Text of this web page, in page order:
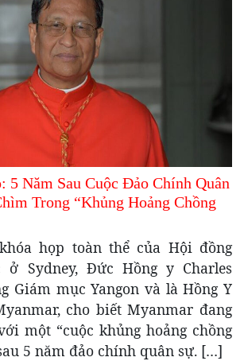
5 Năm Sau Cuộc Đảo Chính Quân
Trong “Khủng Hoảng Chồng
họp toàn thể của Hội đồng
ở Sydney, Đức Hồng y Charles
Giám mục Yangon và là Hồng Y
cho biết Myanmar đang
một “cuộc khủng hoảng chồng
5 năm đảo chính quân sự. […]